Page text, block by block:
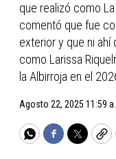
que realizó como
comentó que fue
exterior y que ni
como Larissa
la Albirroja en el
Agosto 22, 2025 11:59 a.
WhatsApp
Facebook
Twitter